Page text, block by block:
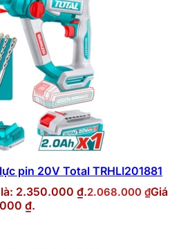
pin 20V Total TRHLI201881
2.350.000 ₫.2.068.000 ₫Giá
₫.